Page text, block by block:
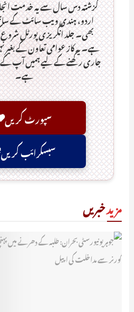
گزشتہ دس سال سے یہ خدمت
اردو، ہندی ویب سائٹ کے
بھی۔ جلد انگریزی پورٹل
ہے۔ یہ کاز عوامی تعاون کے
جاری رکھنے کے لیے ہمیں آپ
ہے۔
سپورٹ کریں
سبسکرائب کریں
مزیدخبریں